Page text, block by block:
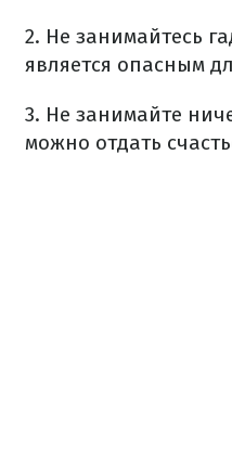
2. Не занимайтесь
является опасным
3. Не занимайте
можно отдать